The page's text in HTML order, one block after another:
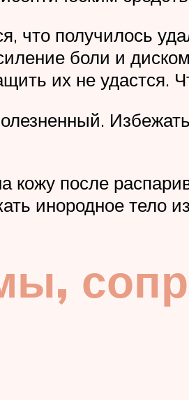
что получилось
боли и
их не удастся.
кожу после
инородное тело